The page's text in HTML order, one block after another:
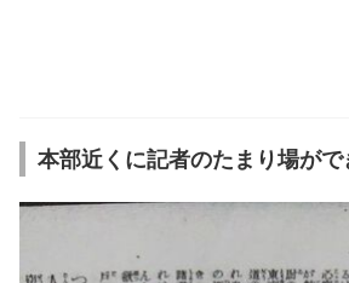
本部近くに記者のたまり場が